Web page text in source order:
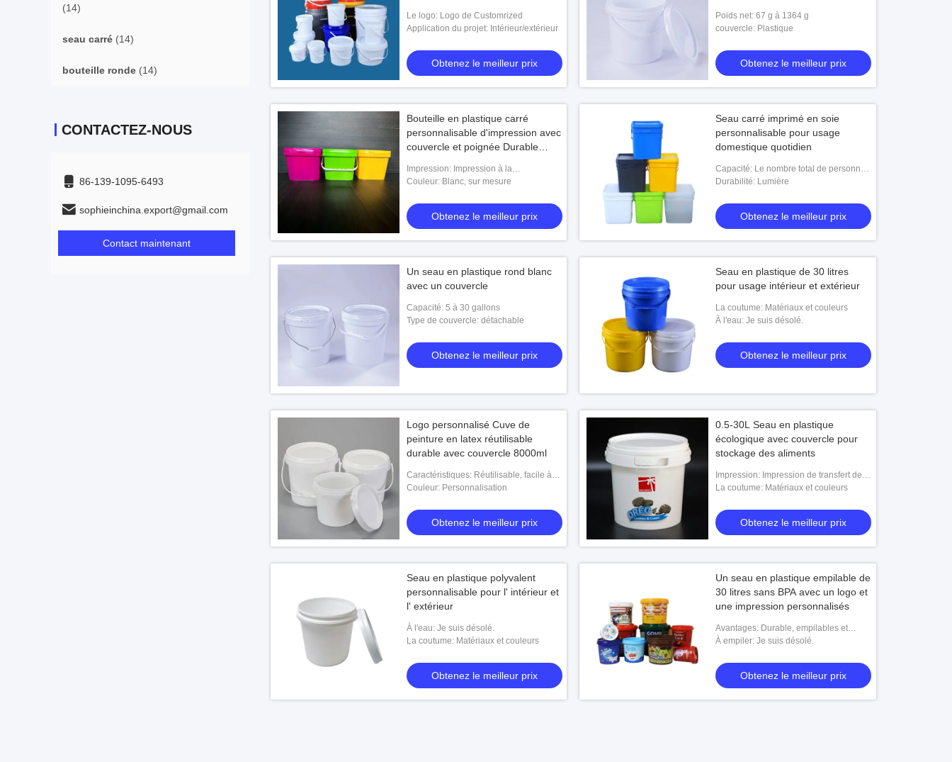
(14)
seau carré (14)
bouteille ronde (14)
CONTACTEZ-NOUS
86-139-1095-6493
sophieinchina.export@gmail.com
Contact maintenant
Le logo: Logo de Customrized
Application du projet: Intérieur/extérieur
Obtenez le meilleur prix
Poids net: 67 g à 1364 g
couvercle: Plastique
Obtenez le meilleur prix
Bouteille en plastique carré
personnalisable d'impression avec
couvercle et poignée Durable
Impression: Impression à la
sérigraphie/transfert thermique/
Couleur: Blanc, sur mesure
Obtenez le meilleur prix
Seau carré imprimé en soie
personnalisable pour usage
domestique quotidien
Capacité: Le nombre total de personnes
concernées par les mesures de
Durabilité: Lumière
Obtenez le meilleur prix
Un seau en plastique rond blanc
avec un couvercle
Capacité: 5 à 30 gallons
Type de couvercle: détachable
Obtenez le meilleur prix
Seau en plastique de 30 litres
pour usage intérieur et extérieur
La coutume: Matériaux et couleurs
À l'eau: Je suis désolé.
Obtenez le meilleur prix
Logo personnalisé Cuve de
peinture en latex réutilisable
durable avec couvercle 8000ml
Caractéristiques: Réutilisable, facile à
nettoyer
Couleur: Personnalisation
Obtenez le meilleur prix
0.5-30L Seau en plastique
écologique avec couvercle pour
stockage des aliments
Impression: Impression de transfert de
l'écran en soie Printing.heat
La coutume: Matériaux et couleurs
Obtenez le meilleur prix
Seau en plastique polyvalent
personnalisable pour l' intérieur et
l' extérieur
À l'eau: Je suis désolé.
La coutume: Matériaux et couleurs
Obtenez le meilleur prix
Un seau en plastique empilable de
30 litres sans BPA avec un logo et
une impression personnalisés
Avantages: Durable, empilables et
instables
À empiler: Je suis désolé.
Obtenez le meilleur prix